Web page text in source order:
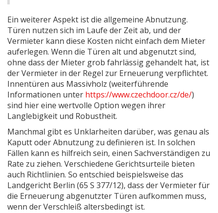
Ein weiterer Aspekt ist die allgemeine Abnutzung.
Türen nutzen sich im Laufe der Zeit ab, und der
Vermieter kann diese Kosten nicht einfach dem Mieter
auferlegen. Wenn die Türen alt und abgenutzt sind,
ohne dass der Mieter grob fahrlässig gehandelt hat, ist
der Vermieter in der Regel zur Erneuerung verpflichtet.
Innentüren aus Massivholz (weiterführende
Informationen unter https://www.czechdoor.cz/de/)
sind hier eine wertvolle Option wegen ihrer
Langlebigkeit und Robustheit.
Manchmal gibt es Unklarheiten darüber, was genau als
Kaputt oder Abnutzung zu definieren ist. In solchen
Fällen kann es hilfreich sein, einen Sachverständigen zu
Rate zu ziehen. Verschiedene Gerichtsurteile bieten
auch Richtlinien. So entschied beispielsweise das
Landgericht Berlin (65 S 377/12), dass der Vermieter für
die Erneuerung abgenutzter Türen aufkommen muss,
wenn der Verschleiß altersbedingt ist.